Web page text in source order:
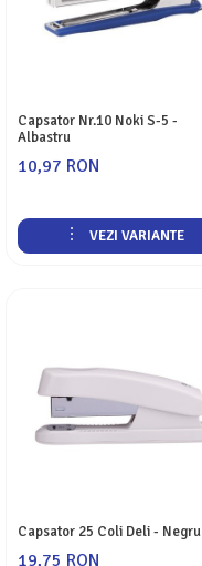
Capsator Nr.10 Noki S-5 -
Albastru
10,97 RON
VEZI VARIANTE
Capsator 25 Coli Deli - Negru
19,75 RON